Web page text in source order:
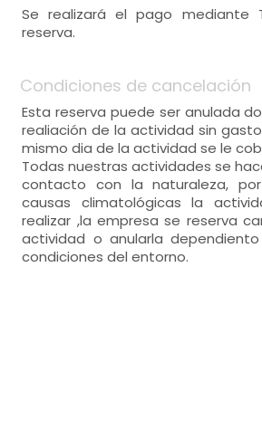
Se realizará el pago mediante
reserva.
Condiciones de cancelación
Esta reserva puede ser anulada
realiación de la actividad sin
mismo dia de la actividad se le
Todas nuestras actividades se
contacto con la naturaleza,
causas climatológicas la
realizar ,la empresa se reserva
actividad o anularla
condiciones del entorno.